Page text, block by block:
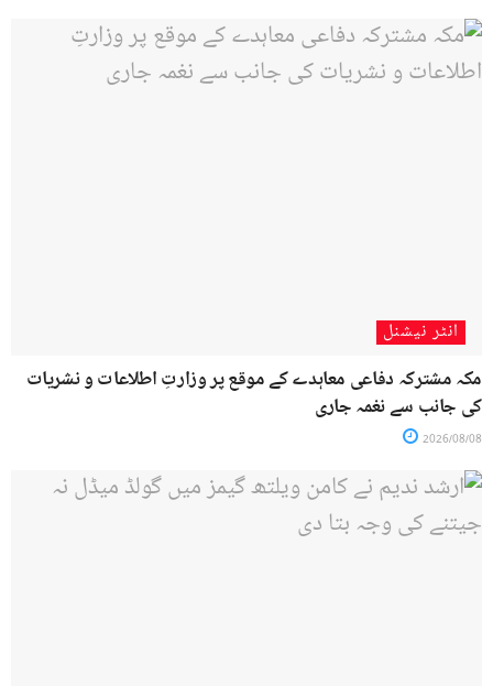
انٹر نیشنل
مکہ مشترکہ دفاعی معاہدے کے موقع پر وزارتِ اطلاعات و نشریات
کی جانب سے نغمہ جاری
2026/08/08